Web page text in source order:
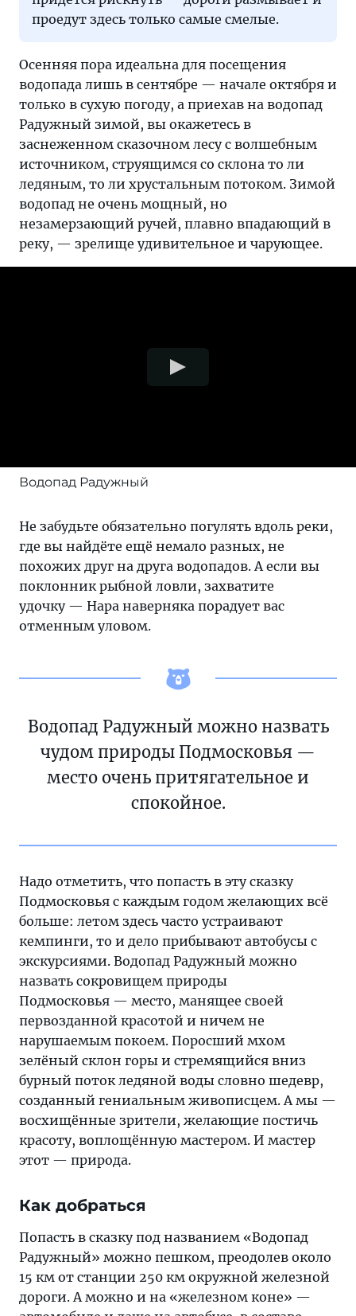
проедут здесь только самые смелые.
Осенняя пора идеальна для посещения
водопада лишь в сентябре — начале октября и
только в сухую погоду, а приехав на водопад
Радужный зимой, вы окажетесь в
заснеженном сказочном лесу с волшебным
источником, струящимся со склона то ли
ледяным, то ли хрустальным потоком. Зимой
водопад не очень мощный, но
незамерзающий ручей, плавно впадающий в
реку, — зрелище удивительное и чарующее.
Водопад Радужный
Не забудьте обязательно погулять вдоль реки,
где вы найдёте ещё немало разных, не
похожих друг на друга водопадов. А если вы
поклонник рыбной ловли, захватите
удочку — Нара наверняка порадует вас
отменным уловом.
Водопад Радужный можно назвать
чудом природы Подмосковья —
место очень притягательное и
спокойное.
Надо отметить, что попасть в эту сказку
Подмосковья с каждым годом желающих всё
больше: летом здесь часто устраивают
кемпинги, то и дело прибывают автобусы с
экскурсиями. Водопад Радужный можно
назвать сокровищем природы
Подмосковья — место, манящее своей
первозданной красотой и ничем не
нарушаемым покоем. Поросший мхом
зелёный склон горы и стремящийся вниз
бурный поток ледяной воды словно шедевр,
созданный гениальным живописцем. А мы —
восхищённые зрители, желающие постичь
красоту, воплощённую мастером. И мастер
этот — природа.
Как добраться
Попасть в сказку под названием «Водопад
Радужный» можно пешком, преодолев около
15 км от станции 250 км окружной железной
дороги. А можно и на «железном коне» —